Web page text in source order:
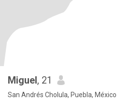
Miguel, 21
San Andrés Cholula, Puebla, México